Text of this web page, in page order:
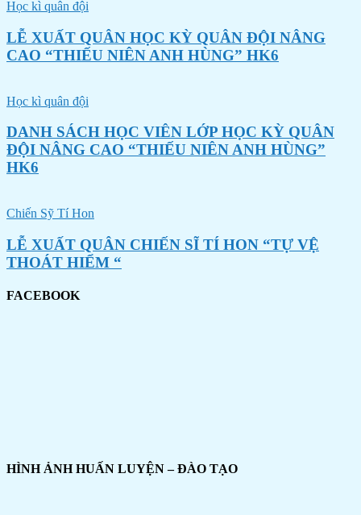
Học kì quân đội
LỄ XUẤT QUÂN HỌC KỲ QUÂN ĐỘI NÂNG
CAO “THIẾU NIÊN ANH HÙNG” HK6
Học kì quân đội
DANH SÁCH HỌC VIÊN LỚP HỌC KỲ QUÂN
ĐỘI NÂNG CAO “THIẾU NIÊN ANH HÙNG”
HK6
Chiến Sỹ Tí Hon
LỄ XUẤT QUÂN CHIẾN SĨ TÍ HON “TỰ VỆ
THOÁT HIỂM “
FACEBOOK
HÌNH ẢNH HUẤN LUYỆN – ĐÀO TẠO